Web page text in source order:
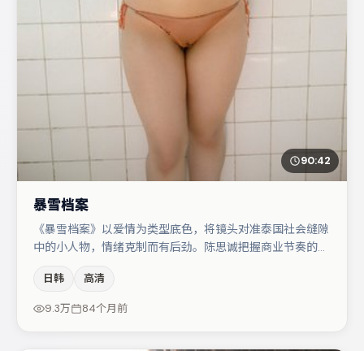
90:42
暴雪档案
《暴雪档案》以爱情为类型底色，将镜头对准泰国社会缝隙
中的小人物，情绪克制而有后劲。陈思诚把握商业节奏的同
中承担叙事驱动，张颂文、文淇分别提供反差与喜剧/悬疑
调剂（视场次而定）。整体完成度较高，适合周末一口气追
日韩 高清
9.3万 84个月前